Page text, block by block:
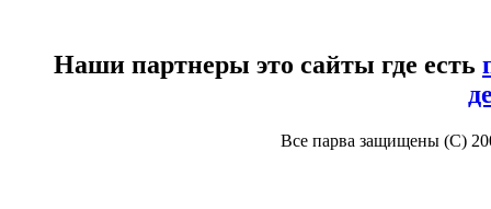
Наши партнеры это сайты где есть
Все парва защищены (С)